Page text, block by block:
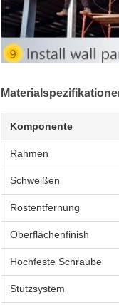
Komponente
Rahmen
Schweißen
Rostentfernung
Oberflächenfinish
Hochfeste Schraube
Stützsystem